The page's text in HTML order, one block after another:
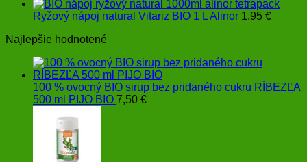
Ryžový nápoj natural Vitariz BIO 1 L Alinor 1,95 €
Najlepšie hodnotené
100 % ovocný BIO sirup bez pridaného cukru RÍBEZĽA
500 ml PIJO BIO 7,50 €